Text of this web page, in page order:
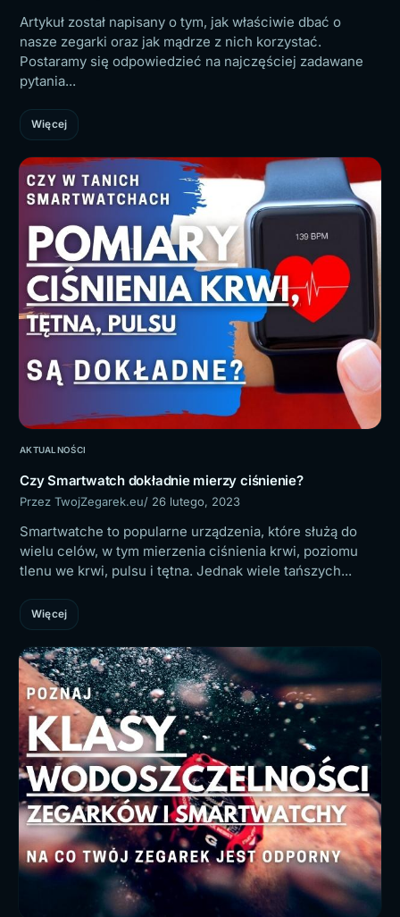
Artykuł został napisany o tym, jak właściwie dbać o
nasze zegarki oraz jak mądrze z nich korzystać.
Postaramy się odpowiedzieć na najczęściej zadawane
pytania...
Więcej
AKTUALNOŚCI
Czy Smartwatch dokładnie mierzy ciśnienie?
Przez TwojZegarek.eu/ 26 lutego, 2023
Smartwatche to popularne urządzenia, które służą do
wielu celów, w tym mierzenia ciśnienia krwi, poziomu
tlenu we krwi, pulsu i tętna. Jednak wiele tańszych...
Więcej